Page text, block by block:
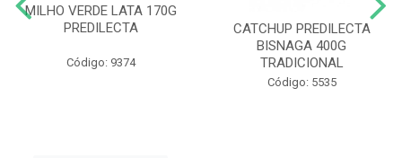
MILHO VERDE LATA 170G
PREDILECTA
Código: 9374
CATCHUP PREDILECTA
BISNAGA 400G
TRADICIONAL
Código: 5535